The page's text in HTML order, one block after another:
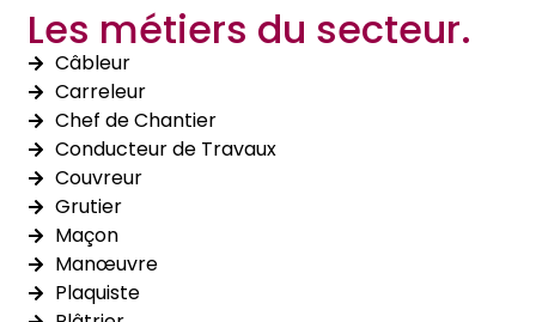
Les métiers du secteur.
Câbleur
Carreleur
Chef de Chantier
Conducteur de Travaux
Couvreur
Grutier
Maçon
Manœuvre
Plaquiste